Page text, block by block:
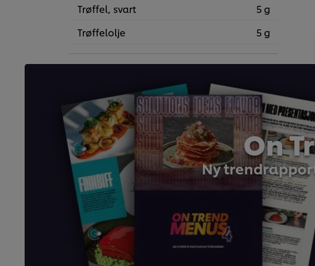
Trøffel, svart
5 g
Trøffelolje
5 g
On
Ny